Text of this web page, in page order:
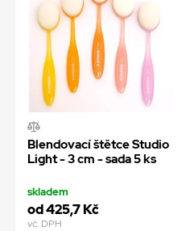
Blendovací štětce Studio
Light - 3 cm - sada 5 ks
skladem
od 425,7 Kč
vč. DPH